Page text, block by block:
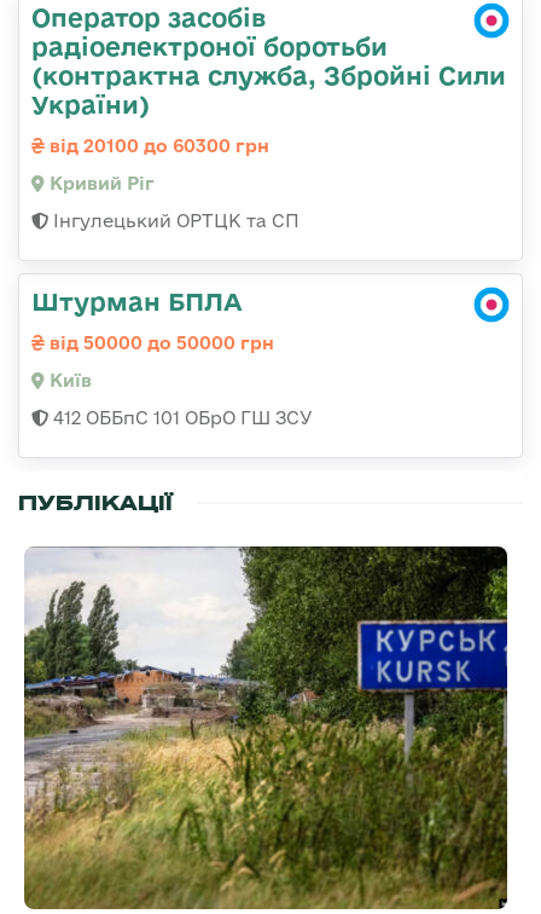
Оператор засобів
радіоелектроної боротьби
(контрактна служба, Збройні Сили
України)
від 20100 до 60300 грн
Кривий Ріг
Інгулецький ОРТЦК та СП
Штурман БПЛА
від 50000 до 50000 грн
Київ
412 ОББпС 101 ОБрО ГШ ЗСУ
ПУБЛІКАЦІЇ